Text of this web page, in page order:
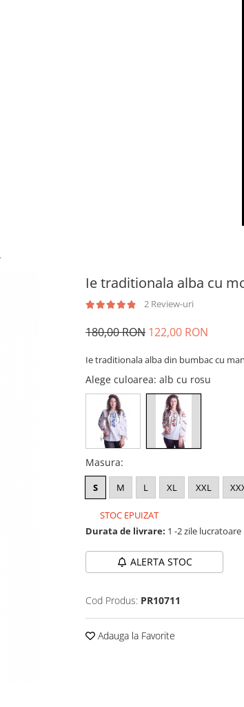
Ie traditionala alba cu
2 Review-uri
180,00 RON 122,00 RON
Ie traditionala alba din bumbac cu
Alege culoarea: alb cu rosu
Masura:
S M L XL XXL
STOC EPUIZAT
Durata de livrare: 1 -2 zile lucratoare
ALERTA STOC
Cod Produs: PR10711
Adauga la Favorite